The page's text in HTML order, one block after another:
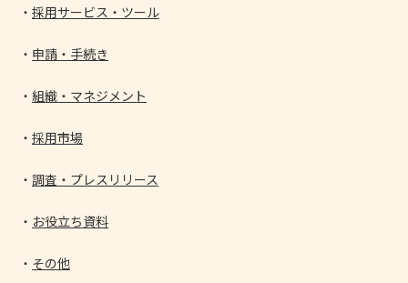
採用サービス・ツール
申請・手続き
組織・マネジメント
採用市場
調査・プレスリリース
お役立ち資料
その他